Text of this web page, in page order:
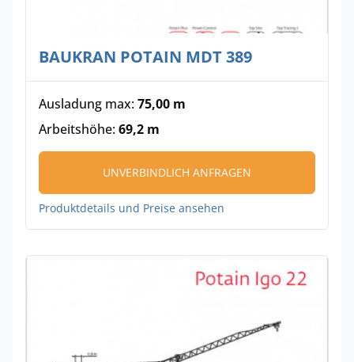
BAUKRAN POTAIN MDT 389
Ausladung max:75,00 m
Arbeitshöhe:69,2 m
UNVERBINDLICH ANFRAGEN
Produktdetails und Preise ansehen